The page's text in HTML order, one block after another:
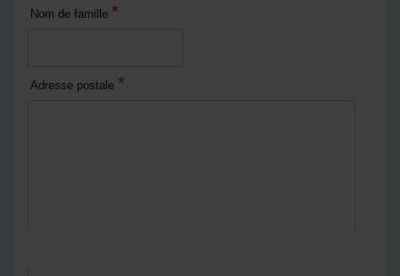
Nom de famille *
Adresse postale *